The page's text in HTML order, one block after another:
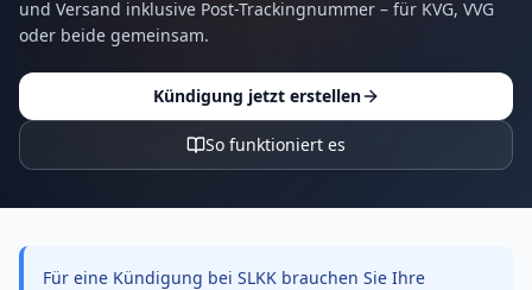
und Versand inklusive Post-Trackingnummer – für KVG, VVG
oder beide gemeinsam.
Kündigung jetzt erstellen
So funktioniert es
Für eine Kündigung bei SLKK brauchen Sie Ihre